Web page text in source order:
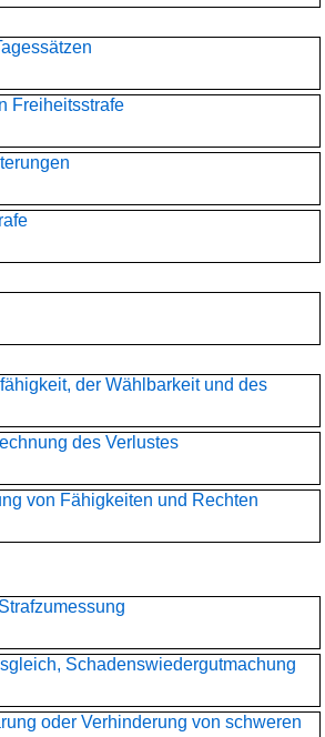
Freiheitsstrafe
der Wählbarkeit und des
des Verlustes
von Fähigkeiten und Rechten
Schadenswiedergutmachung
oder Verhinderung von schweren